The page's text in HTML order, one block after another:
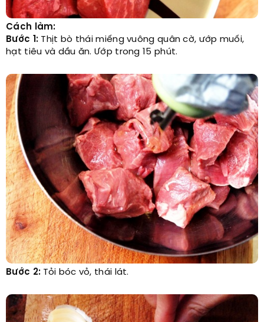
Cách làm:
Bước 1: Thịt bò thái miếng vuông quân cờ, ướp muối,
hạt tiêu và dầu ăn. Ướp trong 15 phút.
Bước 2: Tỏi bóc vỏ, thái lát.